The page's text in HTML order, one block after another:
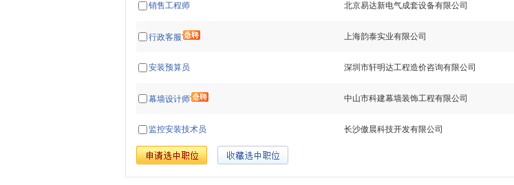
销售工程师 北京易达新电气成套设备有限公司
行政客服 上海韵泰实业有限公司
安装预算员 深圳市轩明达工程造价咨询有限公司
幕墙设计师 中山市科建幕墙装饰工程有限公司
监控安装技术员 长沙傲晨科技开发有限公司